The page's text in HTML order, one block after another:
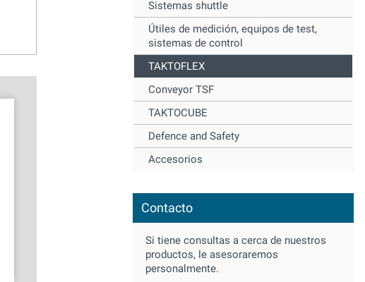
Sistemas shuttle
Útiles de medición, equipos de test,
sistemas de control
TAKTOFLEX
Conveyor TSF
TAKTOCUBE
Defence and Safety
Accesorios
Contacto
Si tiene consultas a cerca de nuestros
productos, le asesoraremos
personalmente.